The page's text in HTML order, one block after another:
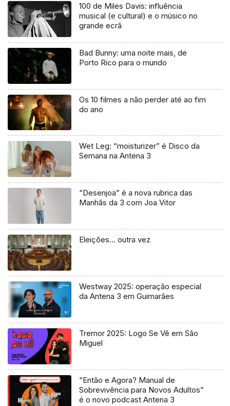
100 de Miles Davis: influência
musical (e cultural) e o músico no
grande ecrã
Bad Bunny: uma noite mais, de
Porto Rico para o mundo
Os 10 filmes a não perder até ao fim
do ano
Wet Leg: “moisturizer” é Disco da
Semana na Antena 3
“Desenjoa” é a nova rubrica das
Manhãs da 3 com Joa Vitor
Eleições… outra vez
Westway 2025: operação especial
da Antena 3 em Guimarães
Tremor 2025: Logo Se Vê em São
Miguel
“Então e Agora? Manual de
Sobrevivência para Novos Adultos”
é o novo podcast Antena 3